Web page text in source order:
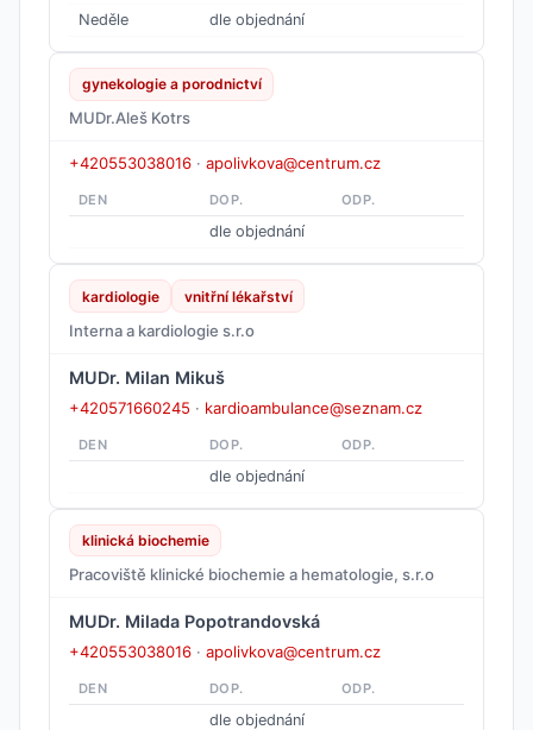
Neděle
dle objednání
gynekologie a porodnictví
MUDr.Aleš Kotrs
+420553038016 · apolivkova@centrum.cz
DEN DOP. ODP.
dle objednání
kardiologie vnitřní lékařství
Interna a kardiologie s.r.o
MUDr. Milan Mikuš
+420571660245 · kardioambulance@seznam.cz
DEN DOP. ODP.
dle objednání
klinická biochemie
Pracoviště klinické biochemie a hematologie, s.r.o
MUDr. Milada Popotrandovská
+420553038016 · apolivkova@centrum.cz
DEN DOP. ODP.
dle objednání